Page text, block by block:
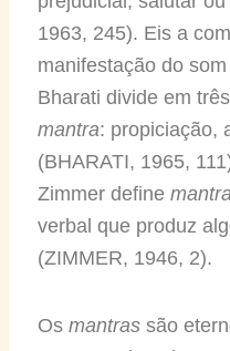
1963, 245). Eis a
manifestação do
Bharati divide em
mantra: propiciação,
(BHARATI, 1965,
Zimmer define
verbal que produz
(ZIMMER, 1946, 2).
Os mantras são